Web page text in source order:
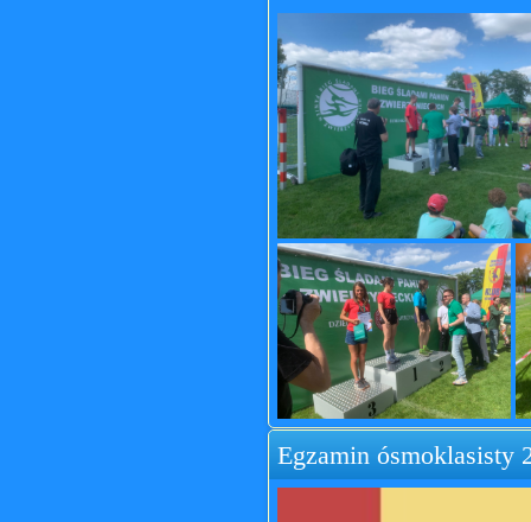
Egzamin ósmoklasisty